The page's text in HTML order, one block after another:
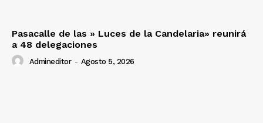
Pasacalle de las » Luces de la Candelaria» reunirá
a 48 delegaciones
Admineditor - Agosto 5, 2026